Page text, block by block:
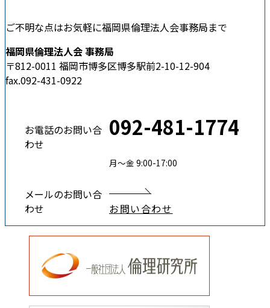
ご不明な点はお気軽に福岡県倫理法人会事務局まで
福岡県倫理法人会 事務局
〒812-0011 福岡市博多区博多駅前2-10-12-904
fax.092-431-0922
お電話のお問い合
わせ
092-481-1774
月〜金 9:00-17:00
メールのお問い合
わせ
お問い合わせ